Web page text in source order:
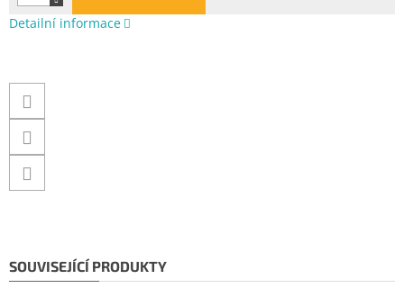
Detailní informace
SOUVISEJÍCÍ PRODUKTY